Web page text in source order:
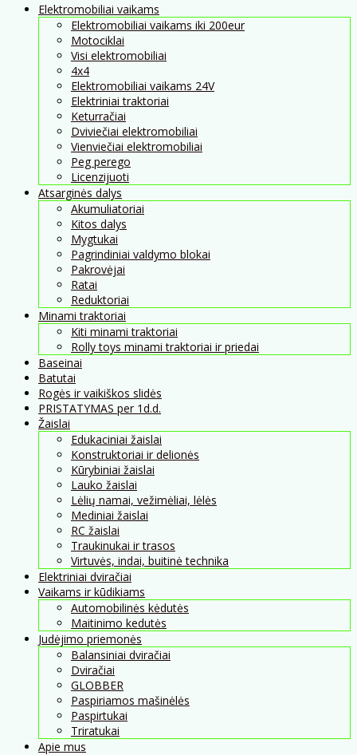
Elektromobiliai vaikams
Elektromobiliai vaikams iki 200eur
Motociklai
Visi elektromobiliai
4x4
Elektromobiliai vaikams 24V
Elektriniai traktoriai
Keturračiai
Dviviečiai elektromobiliai
Vienviečiai elektromobiliai
Peg perego
Licenzijuoti
Atsarginės dalys
Akumuliatoriai
Kitos dalys
Mygtukai
Pagrindiniai valdymo blokai
Pakrovėjai
Ratai
Reduktoriai
Minami traktoriai
Kiti minami traktoriai
Rolly toys minami traktoriai ir priedai
Baseinai
Batutai
Rogės ir vaikiškos slidės
PRISTATYMAS per 1d.d.
Žaislai
Edukaciniai žaislai
Konstruktoriai ir delionės
Kūrybiniai žaislai
Lauko žaislai
Lėlių namai, vežimėliai, lėlės
Mediniai žaislai
RC žaislai
Traukinukai ir trasos
Virtuvės, indai, buitinė technika
Elektriniai dviračiai
Vaikams ir kūdikiams
Automobilinės kėdutės
Maitinimo kedutės
Judėjimo priemonės
Balansiniai dviračiai
Dviračiai
GLOBBER
Paspiriamos mašinėlės
Paspirtukai
Triratukai
Apie mus